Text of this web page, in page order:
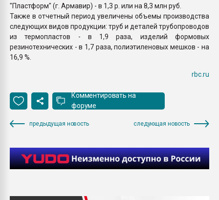
"Пластформ" (г. Армавир) - в 1,3 р. или на 8,3 млн руб.
Также в отчетный период увеличены объемы производства
следующих видов продукции: труб и деталей трубопроводов
из термопластов - в 1,9 раза, изделий формовых
резинотехнических - в 1,7 раза, полиэтиленовых мешков - на
16,9 %.
rbc.ru
Комментировать на
форуме
предыдущая новость следующая новость